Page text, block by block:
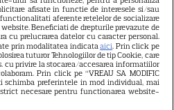
VIDEO
Campbell Bower, starul
„Stranger Things”, intră în
„Stăpânul Inelelor”.
afisate in functie de interesele si/sau
aferente retelelor de socializare
Beneficiati de drepturile prevazute de
cu prelucrarea datelor cu caracter personal.
prin modalitatea indicataaici. Prin click pe
tuturor Tehnologiilor de tip Cookie, care
cu privire la stocarea/accesarea informatiilor
Prin click pe “VREAU SA MODIFIC
schimba preferintele in mod individual, mai
necesare pentru functionarea website-